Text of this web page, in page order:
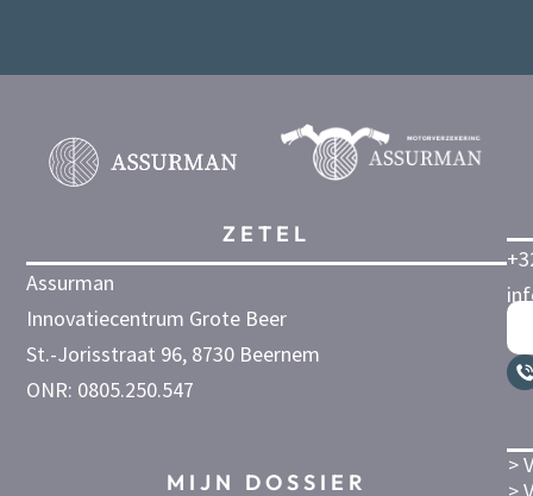
ZETEL
Assurman
Innovatiecentrum Grote Beer
St.-Jorisstraat 96, 8730 Beernem
ONR: 0805.250.547
MIJN DOSSIER
>